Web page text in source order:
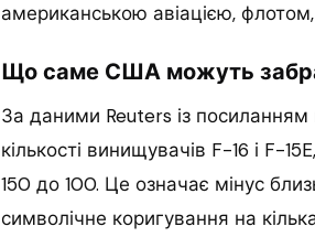
американською авіацією,
Що саме США можуть
За даними Reuters із
кількості винищувачів F-16 і F-
150 до 100. Це означає мінус
символічне коригування на